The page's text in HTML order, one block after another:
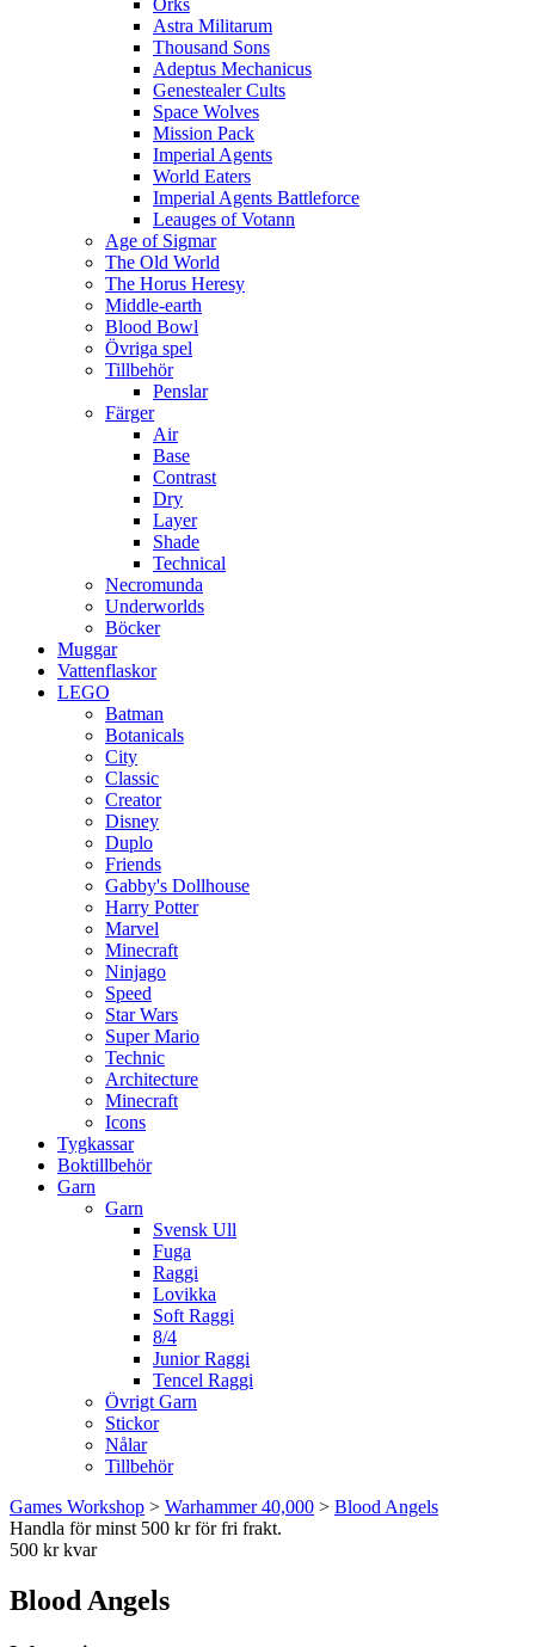
Orks
Astra Militarum
Thousand Sons
Adeptus Mechanicus
Genestealer Cults
Space Wolves
Mission Pack
Imperial Agents
World Eaters
Imperial Agents Battleforce
Leauges of Votann
Age of Sigmar
The Old World
The Horus Heresy
Middle-earth
Blood Bowl
Övriga spel
Tillbehör
Penslar
Färger
Air
Base
Contrast
Dry
Layer
Shade
Technical
Necromunda
Underworlds
Böcker
Muggar
Vattenflaskor
LEGO
Batman
Botanicals
City
Classic
Creator
Disney
Duplo
Friends
Gabby's Dollhouse
Harry Potter
Marvel
Minecraft
Ninjago
Speed
Star Wars
Super Mario
Technic
Architecture
Minecraft
Icons
Tygkassar
Boktillbehör
Garn
Garn
Svensk Ull
Fuga
Raggi
Lovikka
Soft Raggi
8/4
Junior Raggi
Tencel Raggi
Övrigt Garn
Stickor
Nålar
Tillbehör
Games Workshop > Warhammer 40,000 > Blood Angels
Handla för minst 500 kr för fri frakt.
500 kr kvar
Blood Angels